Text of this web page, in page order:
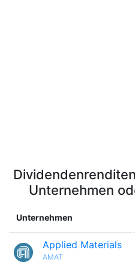
Unternehmen
Unternehmen
Applied Materials
AMAT